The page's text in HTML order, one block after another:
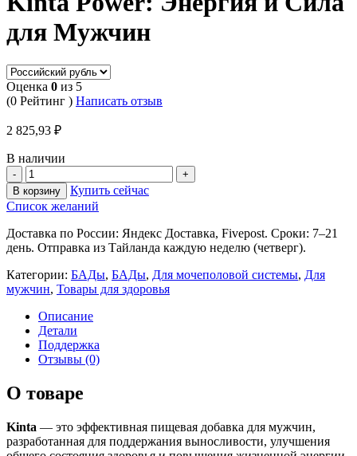
для Мужчин
Оценка 0 из 5
(0 Рейтинг ) Написать отзыв
2 825,93 ₽
В наличии
В корзину
Купить сейчас
Список желаний
Доставка по России: Яндекс Доставка, Fivepost. Сроки: 7–21
день. Отправка из Тайланда каждую неделю (четверг).
Категории: БАДы, БАДы, Для мочеполовой системы, Для
мужчин, Товары для здоровья
Описание
Детали
Поддержка
Отзывы (0)
О товаре
Kinta — это эффективная пищевая добавка для мужчин,
разработанная для поддержания выносливости, улучшения